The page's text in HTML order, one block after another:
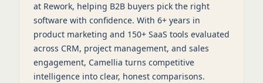
at Rework, helping B2B buyers pick the right
software with confidence. With 6+ years in
product marketing and 150+ SaaS tools evaluated
across CRM, project management, and sales
engagement, Camellia turns competitive
intelligence into clear, honest comparisons.